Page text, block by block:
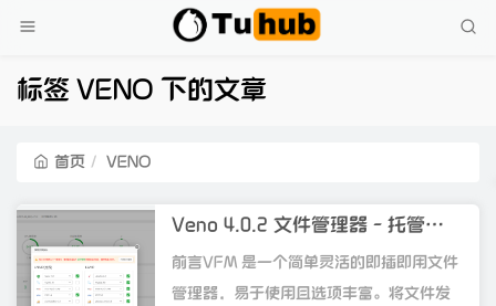
标签 VENO 下的文章
首页 VENO
Veno 4.0.2 文件管理器 - 托管和共享文件
前言VFM 是一个简单灵活的即插即用文件
管理器，易于使用且选项丰富。将文件发